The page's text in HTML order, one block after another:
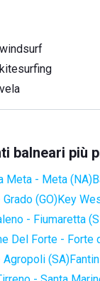
balneari più
Meta - Meta (NA)
(GO)Key
- Fiumaretta
Del Forte - Forte
(SA)